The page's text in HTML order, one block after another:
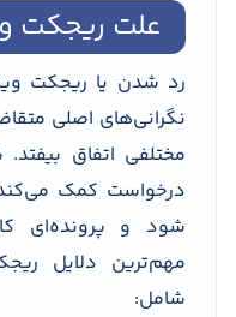
علت ریجکت
رد شدن یا ریجکت
نگرانی‌های اصلی
مختلفی اتفاق
درخواست کمک می‌کند
شود و پرونده‌ای
مهم‌ترین دلایل
شامل: